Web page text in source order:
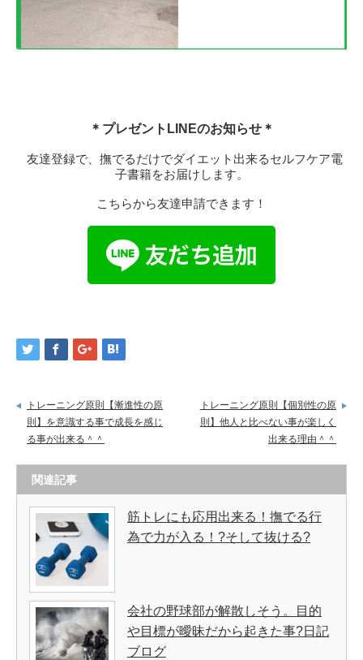
＊プレゼントLINEのお知らせ＊
友達登録で、撫でるだけでダイエット出来るセルフケア電
子書籍をお届けします。
こちらから友達申請できます！
トレーニング原則【漸進性の原
則】を意識する事で成長を感じ
る事が出来る＾＾
トレーニング原則【個別性の原
則】他人と比べない事が楽しく
出来る理由＾＾
関連記事
筋トレにも応用出来る！撫でる行
為で力が入る！?そして抜ける?
会社の野球部が解散しそう。目的
や目標が曖昧だから起きた事?日記
ブログ